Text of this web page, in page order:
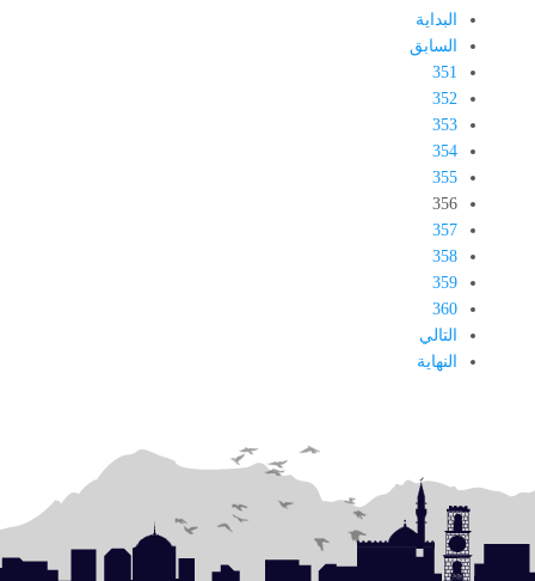
البداية
السابق
351
352
353
354
355
356
357
358
359
360
التالي
النهاية